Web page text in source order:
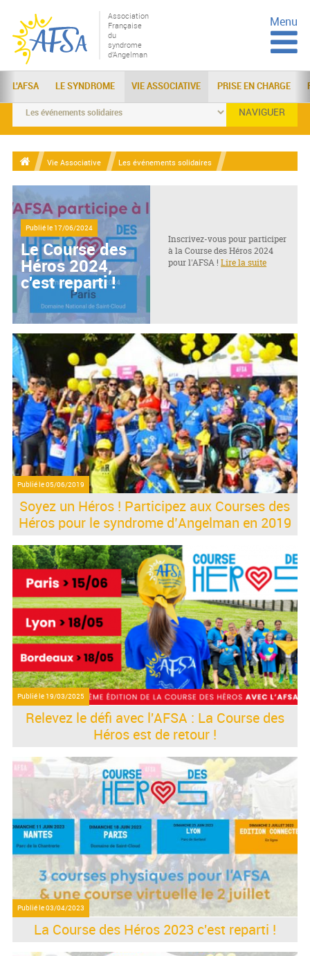
Association
Française
du
syndrome
d'Angelman
Menu
L'AFSA LE SYNDROME VIE ASSOCIATIVE PRISE EN CHARGE
NAVIGUER
Vie Associative Les événements solidaires
Publié le 17/06/2024
Le Course des
Héros 2024,
c'est reparti !
Inscrivez-vous pour participer
à la Course des Héros 2024
pour l'AFSA ! Lire la suite
Publié le05/06/2019
Soyez un Héros ! Participez aux Courses des
Héros pour le syndrome d’Angelman en 2019
Publié le 19/03/2025
Relevez le défi avec l'AFSA : La Course des
Héros est de retour !
Publié le03/04/2023
La Course des Héros 2023 c'est reparti !